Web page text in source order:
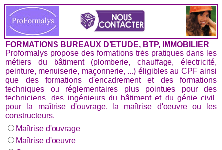
FORMATIONS BUREAUX D'ETUDE, BTP, IMMOBILIER
Proformalys propose des formations très pratiques dans les
métiers du bâtiment (plomberie, chauffage, électricité,
peinture, menuiserie, maçonnerie, ...) éligibles au CPF ainsi
que des formations d'encadrement et des formations
techniques ou réglementaires plus pointues pour des
techniciens, des ingénieurs du bâtiment et du génie civil,
pour la maîtrise d'ouvrage, la maîtrise d'oeuvre ou les
constructeurs.
Maîtrise d'ouvrage
Maîtrise d'oeuvre